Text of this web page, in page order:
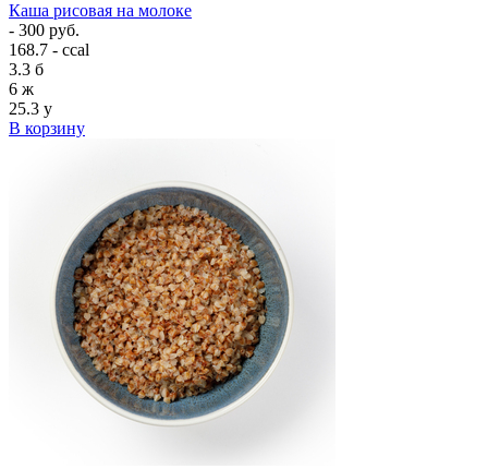
Каша рисовая на молоке
- 300 руб.
168.7 - ccal
3.3 б
6 ж
25.3 у
В корзину